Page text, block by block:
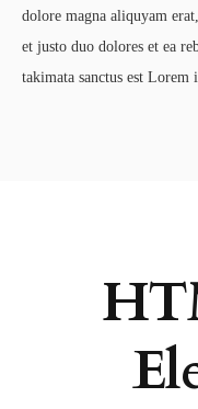
dolore magna aliquyam
et justo duo dolores et ea
takimata sanctus est Lorem